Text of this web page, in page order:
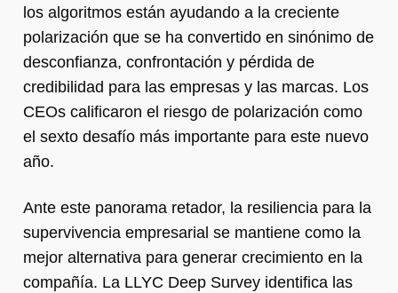
los algoritmos están ayudando a la creciente
polarización que se ha convertido en sinónimo de
desconfianza, confrontación y pérdida de
credibilidad para las empresas y las marcas. Los
CEOs calificaron el riesgo de polarización como
el sexto desafío más importante para este nuevo
año.
Ante este panorama retador, la resiliencia para la
supervivencia empresarial se mantiene como la
mejor alternativa para generar crecimiento en la
compañía. La LLYC Deep Survey identifica las